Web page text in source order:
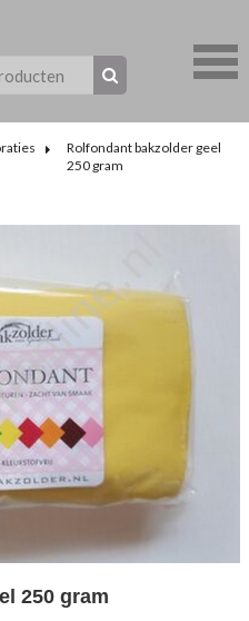
Rolfondant bakzolder geel
250 gram
250 gram